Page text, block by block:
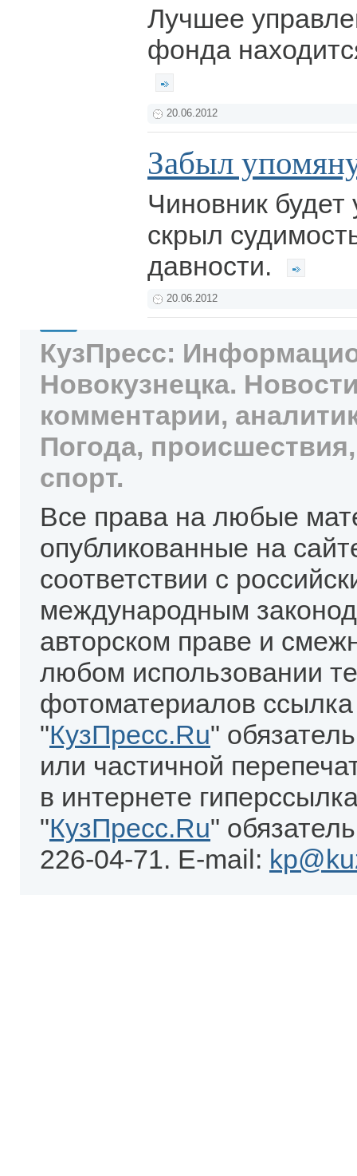
Лучшее
фонда
20.06.2012
Забыл
Чиновник будет
скрыл
давности.
20.06.2012
КузПресс:
Новокузнецка.
комментарии,
Погода,
спорт.
Все права на любые
опубликованные на
соответствии с
международным
авторском праве и
любом использовании
фотоматериалов
"КузПресс.Ru"
или частичной
в интернете
"КузПресс.Ru"
226-04-71. E-mail: